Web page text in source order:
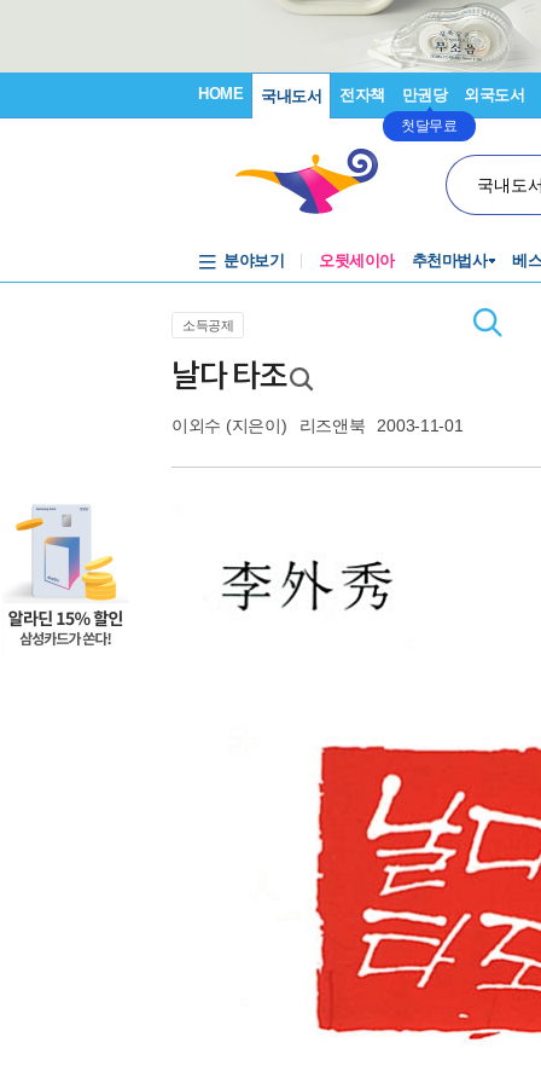
HOME 국내도서 전자책 만권당
첫달무료
외국도서
국내도
분야보기 오뒷세이아 추천마법사 베
소득공제
날다 타조
이외수 (지은이) 리즈앤북 2003-11-01